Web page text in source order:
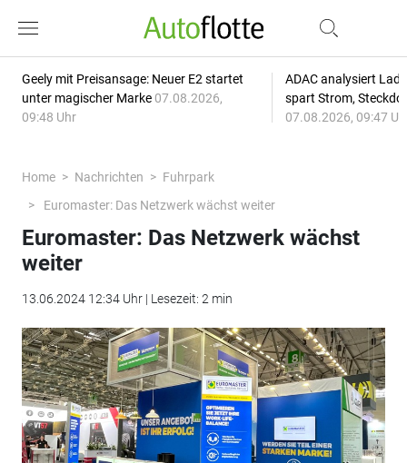
Geely mit Preisansage: Neuer E2 startet
unter magischer Marke 07.08.2026,
09:48 Uhr
ADAC analysiert
spart Strom,
07.08.2026, 09:47
Home Nachrichten
Fuhrpark
Euromaster: Das Netzwerk wächst weiter
Euromaster: Das Netzwerk wächst
weiter
13.06.2024 12:34 Uhr | Lesezeit: 2 min